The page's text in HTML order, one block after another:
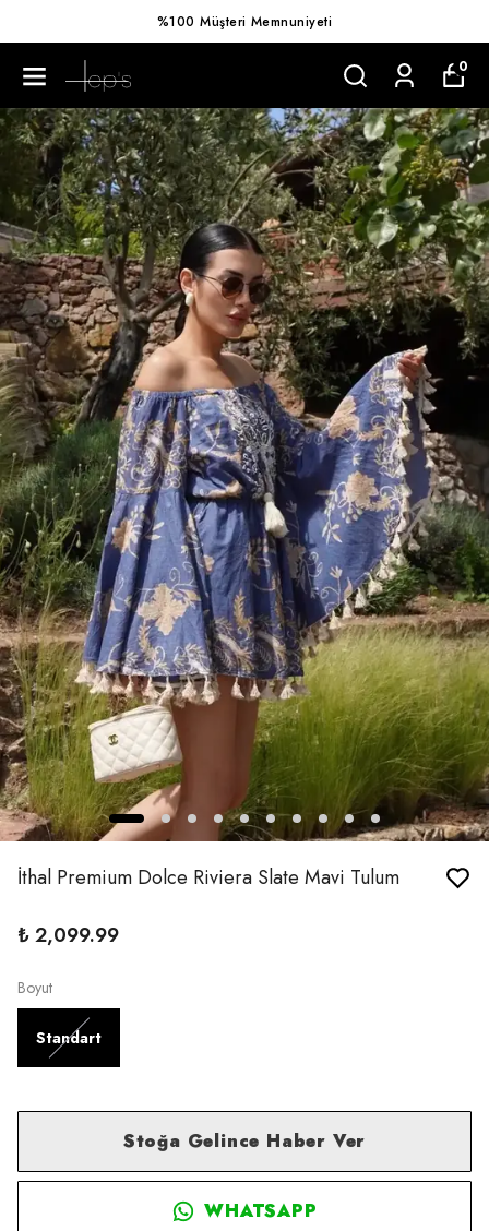
%100 Müşteri Memnuniyeti
0
İthal Premium Dolce Riviera Slate Mavi Tulum
₺ 2,099.99
Boyut
Standart
Stoğa Gelince Haber Ver
WHATSAPP